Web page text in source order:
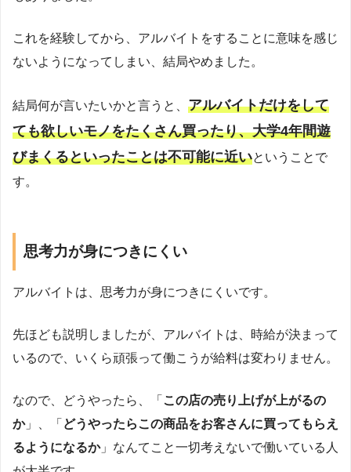
これを経験してから、アルバイトをすることに意味を感じ
ないようになってしまい、結局やめました。
結局何が言いたいかと言うと、 アルバイトだけをして
ても欲しいモノをたくさん買ったり、大学4年間遊
びまくるといったことは不可能に近いということで
す。
思考力が身につきにくい
アルバイトは、思考力が身につきにくいです。
先ほども説明しましたが、アルバイトは、時給が決まって
いるので、いくら頑張って働こうが給料は変わりません。
なので、どうやったら、「 この店の売り上げが上がるの
か」、「 どうやったらこの商品をお客さんに買ってもらえ
るようになるか」なんてこと一切考えないで働いている人